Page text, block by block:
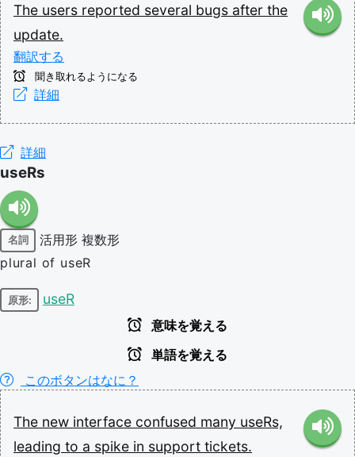
The users reported several bugs after the
update.
翻訳する
聞き取れるようになる
詳細
詳細
useRs
名詞 活用形 複数形
plural of useR
原形: useR
意味を覚える
単語を覚える
このボタンはなに？
The new interface confused many useRs,
leading to a spike in support tickets.